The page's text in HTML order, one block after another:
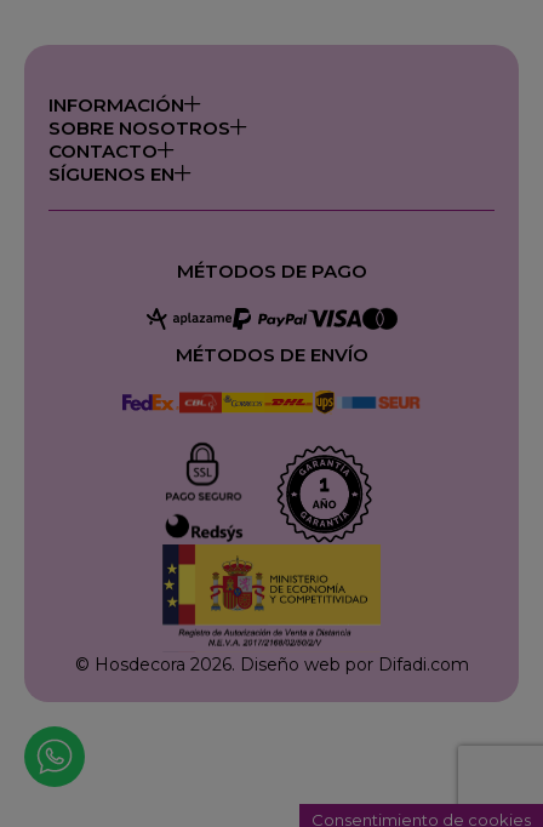
INFORMACIÓN
SOBRE NOSOTROS
CONTACTO
SÍGUENOS EN
MÉTODOS DE PAGO
MÉTODOS DE ENVÍO
© Hosdecora 2026. Diseño web por Difadi.com
Consentimiento de cookies